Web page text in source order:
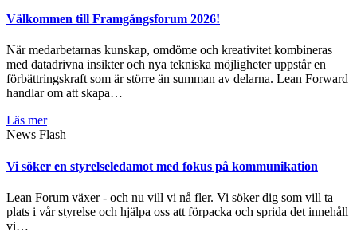
Välkommen till Framgångsforum 2026!
När medarbetarnas kunskap, omdöme och kreativitet kombineras
med datadrivna insikter och nya tekniska möjligheter uppstår en
förbättringskraft som är större än summan av delarna. Lean Forward
handlar om att skapa…
Läs mer
News Flash
Vi söker en styrelseledamot med fokus på kommunikation
Lean Forum växer - och nu vill vi nå fler. Vi söker dig som vill ta
plats i vår styrelse och hjälpa oss att förpacka och sprida det innehåll
vi…